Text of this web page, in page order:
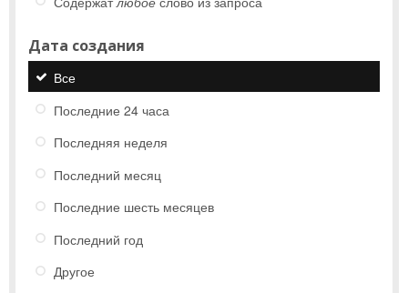
Дата создания
Все
Последние 24 часа
Последняя неделя
Последний месяц
Последние шесть месяцев
Последний год
Другое